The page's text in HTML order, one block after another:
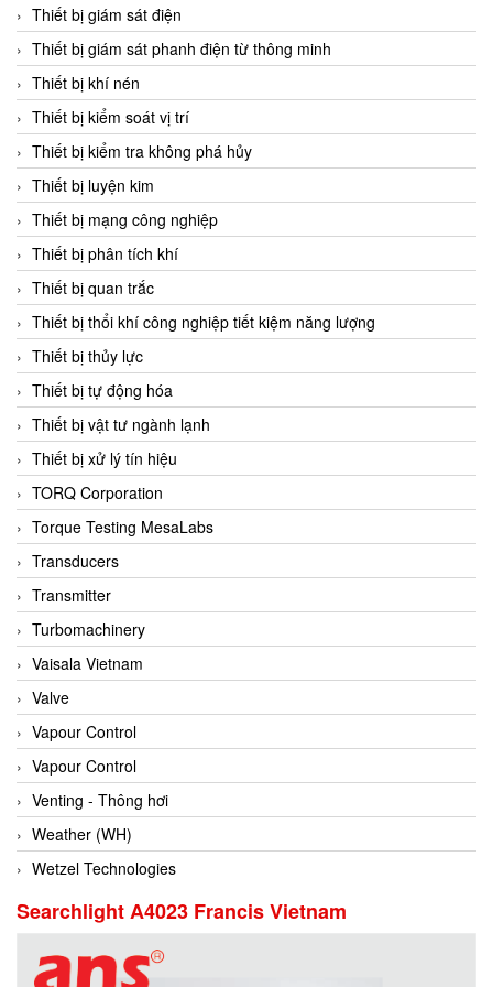
Chromalox
ChuanYi
CIC
Clage
Clake Fololo
Clark Cooper
CMC Ventilazione
Coax Valves Inc
Codel
Cofimco
Coltraco
Comat Releco
Comax
COMETECH VietNam
COMFILE Technology
Conch
Conductix/ WAMPFLER
Contrec
Contrinex
Control Solution Minesota
Copeland
Cortem
Cosa Xentaur
Cosil
Coulton
Crouzet
Crowcon
Crutec Dust Zero Vietnam
Crydom
Thiết bị giám sát điện
Thiết bị giám sát phanh điện từ thông minh
Thiết bị khí nén
Thiết bị kiểm soát vị trí
Thiết bị kiểm tra không phá hủy
Thiết bị luyện kim
Thiết bị mạng công nghiệp
Thiết bị phân tích khí
Thiết bị quan trắc
Thiết bị thổi khí công nghiệp tiết kiệm năng lượng
Thiết bị thủy lực
Thiết bị tự động hóa
Thiết bị vật tư ngành lạnh
Thiết bị xử lý tín hiệu
TORQ Corporation
Torque Testing MesaLabs
Transducers
Transmitter
Turbomachinery
Vaisala Vietnam
Valve
Vapour Control
Vapour Control
Venting - Thông hơi
Weather (WH)
Wetzel Technologies
Searchlight A4023 Francis Vietnam